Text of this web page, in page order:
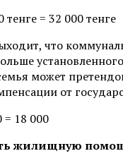
тенге = 32 000 тенге
что
может
от
= 18 000
жилищную